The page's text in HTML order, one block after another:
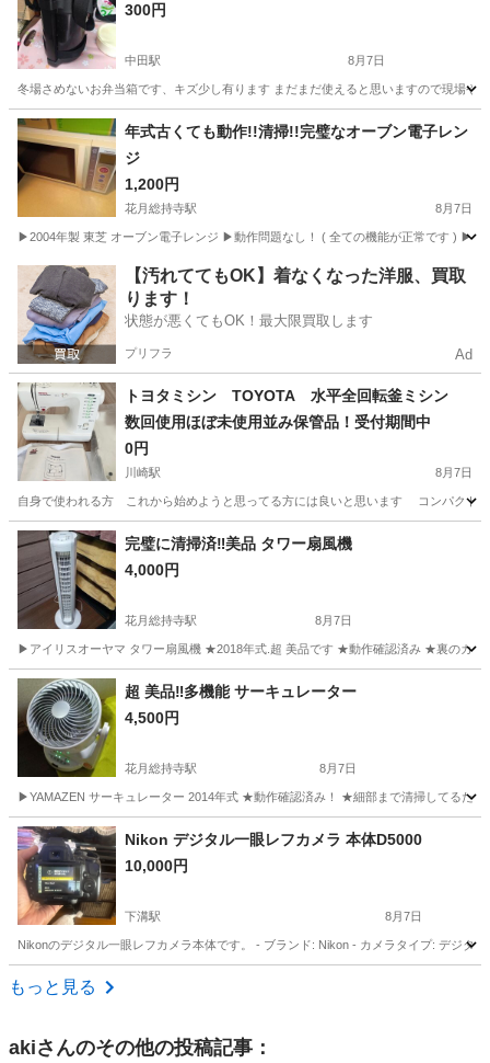
300円
中田駅 8月7日
冬場さめないお弁当箱です、キズ少し有ります まだまだ使えると思いますので現場や
神奈川 横浜市 中田駅 キッチン家電
年式古くても動作!!清掃!!完璧なオーブン電子レン
ジ
1,200円
花月総持寺駅 8月7日
▶2004年製 東芝 オーブン電子レンジ ▶動作問題なし！ ( 全ての機能が正常です ) ▶
神奈川 横浜市 花月総持寺駅 キッチン家電
【汚れててもOK】着なくなった洋服、買取
ります！
状態が悪くてもOK！最大限買取します
プリフラ Ad
トヨタミシン TOYOTA 水平全回転釜ミシン
数回使用ほぼ未使用並み保管品！受付期間中
0円
川崎駅 8月7日
自身で使われる方 これから始めようと思ってる方には良いと思います コンパクト
神奈川 川崎市 川崎駅 生活家電 完璧に清掃済‼️美品 タワー扇風機
4,000円
花月総持寺駅 8月7日
▶アイリスオーヤマ タワー扇風機 ★2018年式.超 美品です ★動作確認済み ★裏のカバ
神奈川 横浜市 花月総持寺駅 季節、空調家電
超 美品‼️多機能 サーキュレーター
4,500円
花月総持寺駅 8月7日
▶YAMAZEN サーキュレーター 2014年式 ★動作確認済み！ ★細部まで清掃してるた
神奈川 横浜市 花月総持寺駅 季節、空調家電
サーキュレーター
Nikon デジタル一眼レフカメラ 本体D5000
10,000円
下溝駅 8月7日
Nikonのデジタル一眼レフカメラ本体です。 - ブランド: Nikon - カメラタイプ: デジタ
神奈川 相模原市
もっと見る
akiさんのその他の投稿記事：